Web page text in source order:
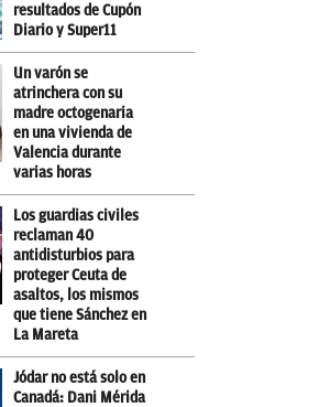
resultados de Cupón
Diario y Super11
Un varón se
atrinchera con su
madre octogenaria
en una vivienda de
Valencia durante
varias horas
Los guardias civiles
reclaman 40
antidisturbios para
proteger Ceuta de
asaltos, los mismos
que tiene Sánchez en
La Mareta
Jódar no está solo en
Canadá: Dani Mérida